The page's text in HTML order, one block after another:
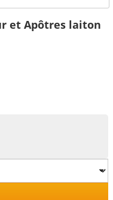
et Apôtres laiton